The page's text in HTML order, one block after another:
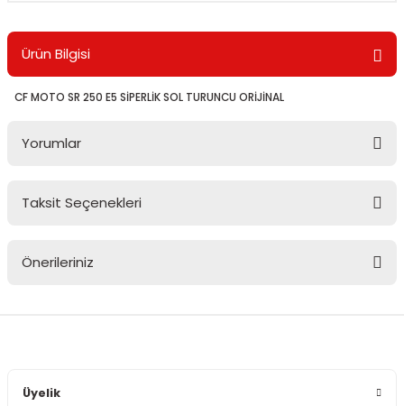
Ürün Bilgisi
CF MOTO SR 250 E5 SİPERLİK SOL TURUNCU ORİJİNAL
Yorumlar
Taksit Seçenekleri
Önerileriniz
Üyelik